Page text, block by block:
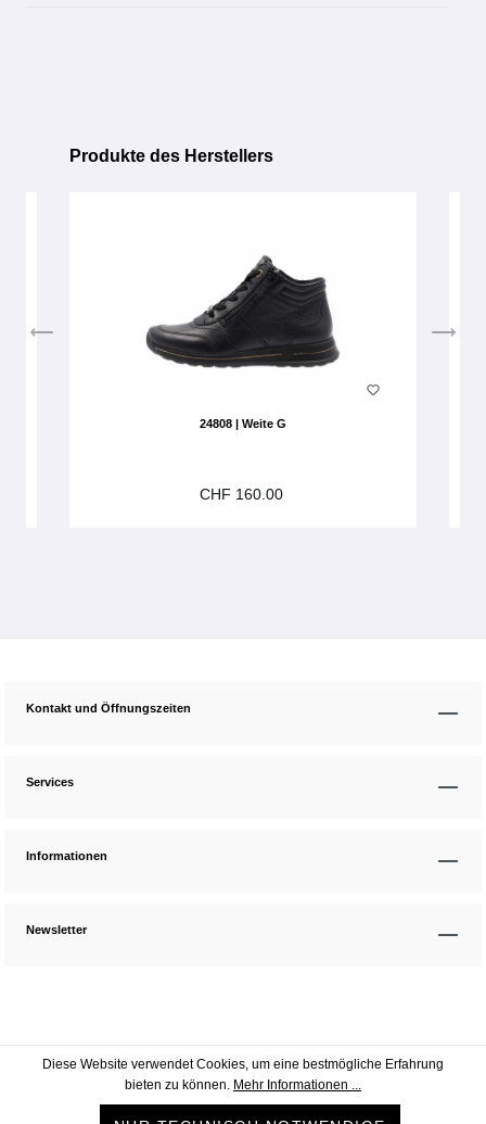
Produktgalerie überspringen
Produkte des Herstellers
24808 | Weite G
CHF 160.00
Kontakt und Öffnungszeiten
Services
Informationen
Newsletter
Diese Website verwendet Cookies, um eine bestmögliche Erfahrung
bieten zu können. Mehr Informationen ...